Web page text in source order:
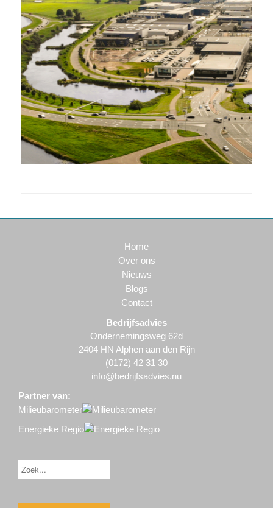
Bedrijfsadvies
Ondernemingsweg 62d
2404 HN Alphen aan den Rijn
(0172) 42 31 30
info@bedrijfsadvies.nu
Home
Over ons
Nieuws
Blogs
Contact
Partner van:
Milieubarometer
Energieke Regio